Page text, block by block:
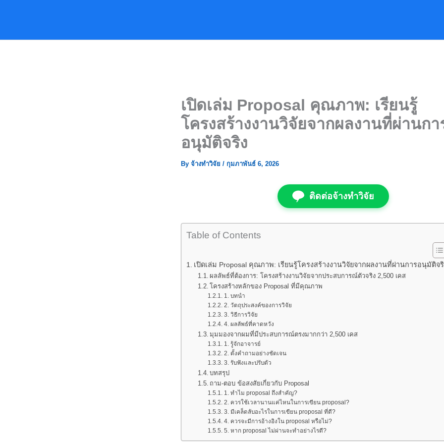
เปิดเล่ม Proposal คุณภาพ: เรียนรู้
โครงสร้างงานวิจัยจากผลงานที่ผ่านกา
อนุมัติจริง
By จ้างทำวิจัย / กุมภาพันธ์ 6, 2026
ติดต่อจ้างทำวิจัย
Table of Contents
เปิดเล่ม Proposal คุณภาพ: เรียนรู้โครงสร้างงานวิจัยจากผลงานที่ผ่านการอนุมัติจ
ผลลัพธ์ที่ต้องการ: โครงสร้างงานวิจัยจากประสบการณ์ตัวจริง 2,500 เคส
โครงสร้างหลักของ Proposal ที่มีคุณภาพ
1. บทนำ
2. วัตถุประสงค์ของการวิจัย
3. วิธีการวิจัย
4. ผลลัพธ์ที่คาดหวัง
มุมมองจากผมที่มีประสบการณ์ตรงมากกว่า 2,500 เคส
1. รู้จักอาจารย์
2. ตั้งคำถามอย่างชัดเจน
3. รับฟังและปรับตัว
บทสรุป
ถาม-ตอบ ข้อสงสัยเกี่ยวกับ Proposal
1. ทำไม proposal ถึงสำคัญ?
2. ควรใช้เวลานานแค่ไหนในการเขียน proposal?
3. มีเคล็ดลับอะไรในการเขียน proposal ที่ดี?
4. ควรจะมีการอ้างอิงใน proposal หรือไม่?
5. หาก proposal ไม่ผ่านจะทำอย่างไรดี?